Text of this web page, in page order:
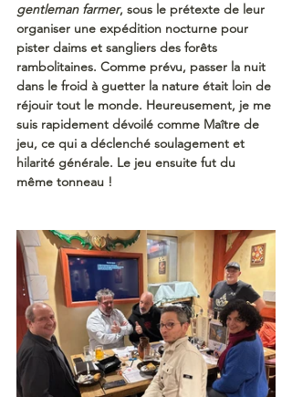
gentleman farmer, sous le prétexte de leur
organiser une expédition nocturne pour
pister daims et sangliers des forêts
rambolitaines. Comme prévu, passer la nuit
dans le froid à guetter la nature était loin de
réjouir tout le monde. Heureusement, je me
suis rapidement dévoilé comme Maître de
jeu, ce qui a déclenché soulagement et
hilarité générale. Le jeu ensuite fut du
même tonneau !